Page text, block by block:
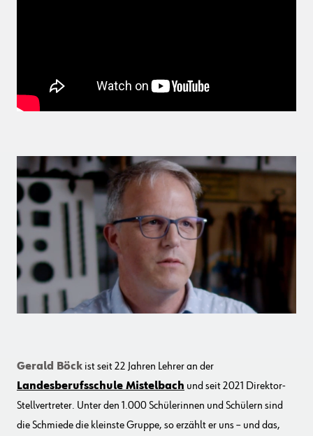
Gerald Böck ist seit 22 Jahren Lehrer an der
Landesberufsschule Mistelbach und seit 2021 Direktor-
Stellvertreter. Unter den 1.000 Schülerinnen und Schülern sind
die Schmiede die kleinste Gruppe, so erzählt er uns – und das,